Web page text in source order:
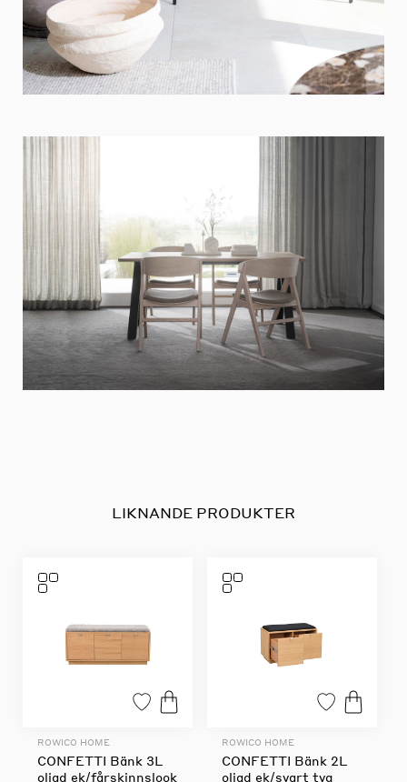
LIKNANDE PRODUKTER
ROWICO HOME
CONFETTI Bänk 3L
oljad ek/fårskinnslook
ROWICO HOME
CONFETTI Bänk 2L
oljad ek/svart tyg